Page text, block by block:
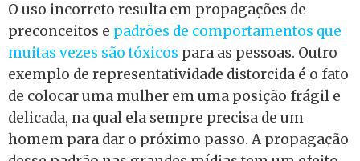
O uso incorreto resulta em propagações de
preconceitos e padrões de comportamentos que
muitas vezes são tóxicos para as pessoas. Outro
exemplo de representatividade distorcida é o fato
de colocar uma mulher em uma posição frágil e
delicada, na qual ela sempre precisa de um
homem para dar o próximo passo. A propagação